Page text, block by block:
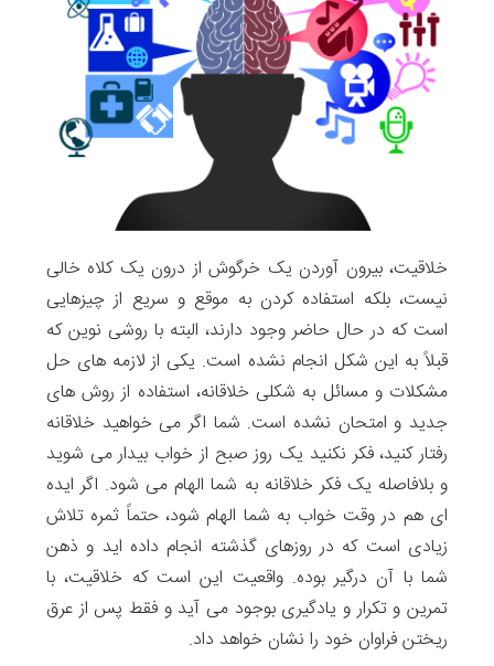
خلاقیت، بیرون آوردن یک خرگوش از درون یک کلاه خالی
نیست، بلکه استفاده کردن به موقع و سریع از چیزهایی
است که در حال حاضر وجود دارند، البته با روشی نوین که
قبلاً به این شکل انجام نشده است. یکی از لازمه های حل
مشکلات و مسائل به شکلی خلاقانه، استفاده از روش های
جدید و امتحان نشده است. شما اگر می خواهید خلاقانه
رفتار کنید، فکر نکنید یک روز صبح از خواب بیدار می شوید
و بلافاصله یک فکر خلاقانه به شما الهام می شود. اگر ایده
ای هم در وقت خواب به شما الهام شود، حتماً ثمره تلاش
زیادی است که در روزهای گذشته انجام داده اید و ذهن
شما با آن درگیر بوده. واقعیت این است که خلاقیت، با
تمرین و تکرار و یادگیری بوجود می آید و فقط پس از عرق
ریختن فراوان خود را نشان خواهد داد.